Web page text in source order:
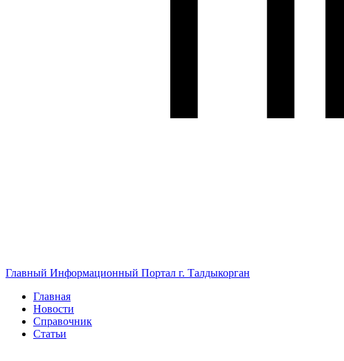
Главный Информационный Портал г. Талдыкорган
Главная
Новости
Справочник
Статьи